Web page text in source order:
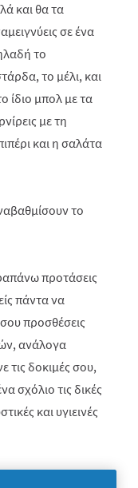
και θα τα
σε ένα
το
το μέλι, και
ίδιο μπολ με τα
με τη
και η σαλάτα
προτάσεις
πάντα να
σου προσθέσεις
ανάλογα
τις δοκιμές σου,
σχόλιο τις δικές
και υγιεινές